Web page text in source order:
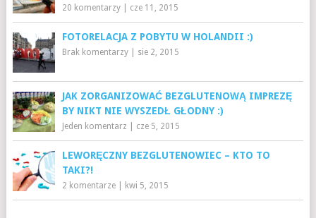
20 komentarzy| cze 11, 2015
FOTORELACJA Z POBYTU W HOLANDII :)
Brak komentarzy| sie 2, 2015
JAK ZORGANIZOWAĆ BEZGLUTENOWĄ IMPREZĘ
BY NIKT NIE WYSZEDŁ GŁODNY :)
Jeden komentarz cze 5, 2015
LEWORĘCZNY BEZGLUTENOWIEC – KTO TO
TAKI?!
2 komentarze| kwi 5, 2015